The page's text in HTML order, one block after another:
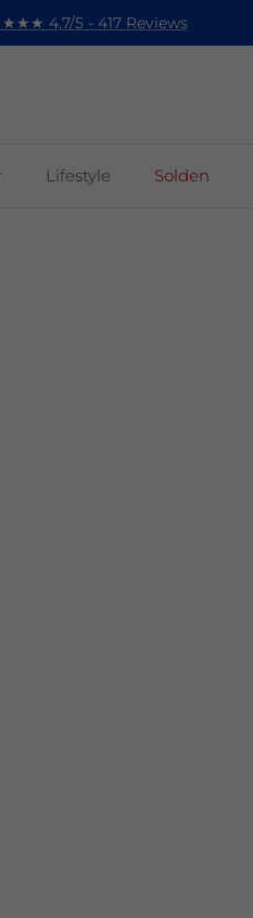
4,7/5 - 417 Reviews
Lifestyle Solden